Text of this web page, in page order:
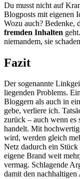
Du musst nicht auf
Blogposts mit eigenen
Wozu auch? Bedenke,
fremden Inhalten
niemandem, sie
Fazit
Der sogenannte
liegenden Problems.
Bloggern als auch in
gebe, verliere ich.
zurück – auch wenn es
handelt. Mit
wird, werden gleich
Netz dadurch ein
eigene Brand weit
vermag. Schlagende
damit den